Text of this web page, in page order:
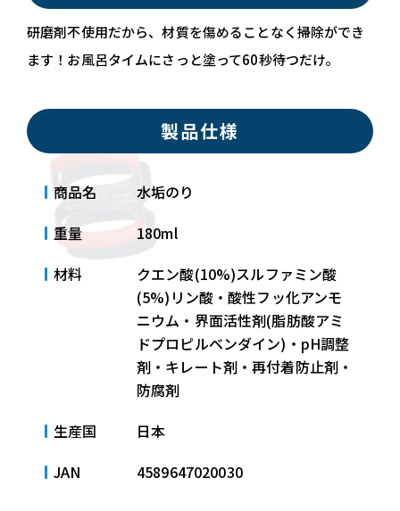
研磨剤不使用だから、材質を傷めることなく掃除ができ
ます！お風呂タイムにさっと塗って60秒待つだけ。
製品仕様
商品名
水垢のり
重量
180ml
材料
クエン酸(10%)スルファミン酸
(5%)リン酸・酸性フッ化アンモ
ニウム・界面活性剤(脂肪酸アミ
ドプロピルベンダイン)・pH調整
剤・キレート剤・再付着防止剤・
防腐剤
生産国
日本
JAN
4589647020030